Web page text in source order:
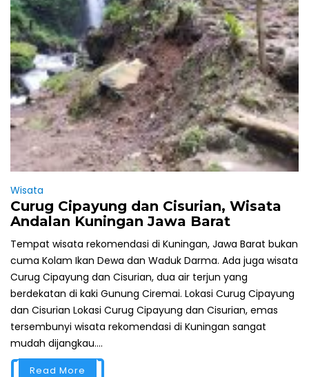
Wisata
Curug Cipayung dan Cisurian, Wisata
Andalan Kuningan Jawa Barat
Tempat wisata rekomendasi di Kuningan, Jawa Barat bukan
cuma Kolam Ikan Dewa dan Waduk Darma. Ada juga wisata
Curug Cipayung dan Cisurian, dua air terjun yang
berdekatan di kaki Gunung Ciremai. Lokasi Curug Cipayung
dan Cisurian Lokasi Curug Cipayung dan Cisurian, emas
tersembunyi wisata rekomendasi di Kuningan sangat
mudah dijangkau....
Read More